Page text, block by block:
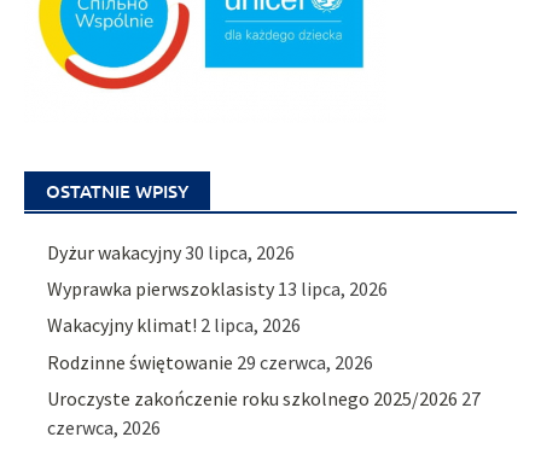
OSTATNIE WPISY
Dyżur wakacyjny30 lipca, 2026
Wyprawka pierwszoklasisty 13 lipca, 2026
Wakacyjny klimat! 2 lipca, 2026
Rodzinne świętowanie 29 czerwca, 2026
Uroczyste zakończenie roku szkolnego 2025/2026 27
czerwca, 2026